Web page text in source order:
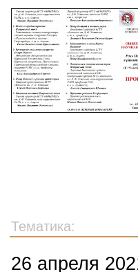
Тематика:
26 апреля